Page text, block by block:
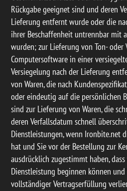
Rückgabe geeignet sind und deren
Lieferung entfernt wurde oder die
ihrer Beschaffenheit untrennbar mit
wurden; zur Lieferung von Ton-
Computersoftware in einer
Versiegelung nach der Lieferung
von Waren, die nach
oder eindeutig auf die persönlichen
sind zur Lieferung von Waren, die
deren Verfallsdatum schnell
Dienstleistungen, wenn Ironbite.net
hat und Sie vor der Bestellung zur
ausdrücklich zugestimmt haben,
Dienstleistung beginnen können
vollständiger Vertragserfüllung